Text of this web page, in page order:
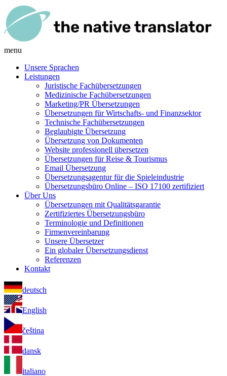
menu
Unsere Sprachen
Leistungen
Juristische Fachübersetzungen
Medizinische Fachübersetzungen
Marketing/PR Übersetzungen
Übersetzungen für Wirtschafts- und Finanzsektor
Technische Fachübersetzungen
Beglaubigte Übersetzung
Übersetzung von Dokumenten
Website professionell übersetzen
Übersetzungen für Reise & Tourismus
Email Übersetzung
Übersetzungsagentur für die Spieleindustrie
Übersetzungsbüro Online – ISO 17100 zertifiziert
Über Uns
Übersetzungen mit Qualitätsgarantie
Zertifiziertes Übersetzungsbüro
Terminologie und Definitionen
Firmenvereinbarung
Unsere Übersetzer
Ein globaler Übersetzungsdienst
Referenzen
Kontakt
deutsch
English
čeština
dansk
italiano